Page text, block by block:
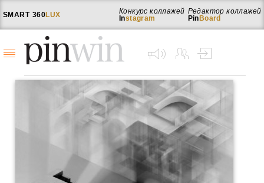
SMART 360LUX
Редактор коллажей
Pin Board
Конкурс коллажей
Instagram